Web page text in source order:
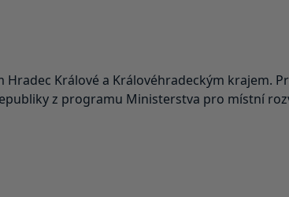
Králové a Královéhradeckým krajem.
z programu Ministerstva pro místní